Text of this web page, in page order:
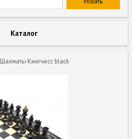
Каталог
Шахматы Кингчесс black